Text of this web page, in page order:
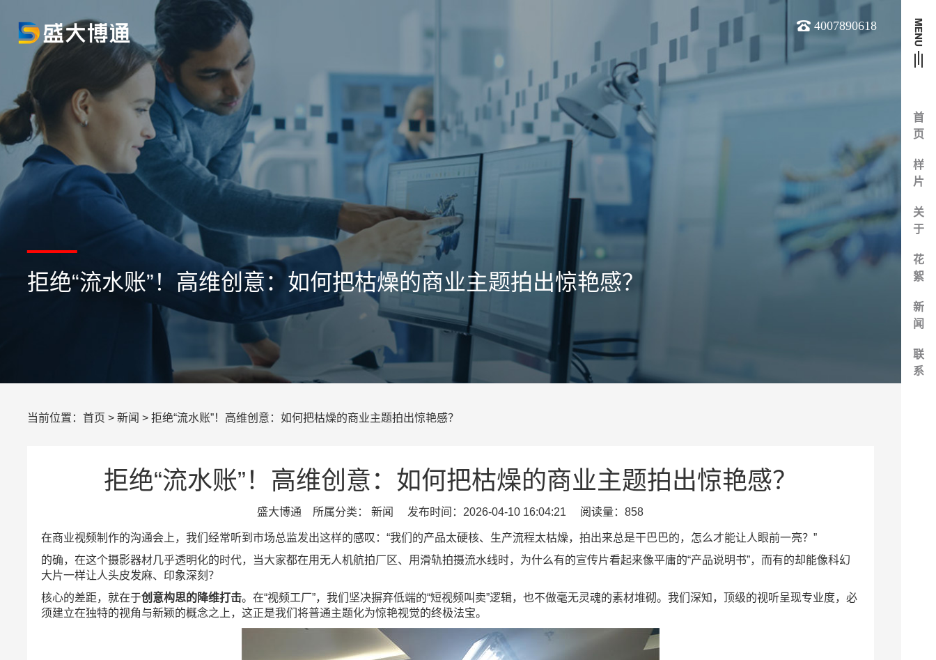
首
页
样
片
关
于
花
絮
新
闻
联
系
4007890618
拒绝“流水账”！高维创意：如何把枯燥的商业主题拍出惊艳感？
当前位置： 首页 > 新闻 > 拒绝“流水账”！高维创意：如何把枯燥的商业主题拍出惊艳感？
拒绝“流水账”！高维创意：如何把枯燥的商业主题拍出惊艳感？
盛大博通 所属分类： 新闻 发布时间：2026-04-10 16:04:21 阅读量：858
在商业视频制作的沟通会上，我们经常听到市场总监发出这样的感叹：“我们的产品太硬核、生产流程太枯燥，拍出来总是干巴巴的，怎么才能让人眼前一亮？”
的确，在这个摄影器材几乎透明化的时代，当大家都在用无人机航拍厂区、用滑轨拍摄流水线时，为什么有的宣传片看起来像平庸的“产品说明书”，而有的却能像科幻
大片一样让人头皮发麻、印象深刻？
核心的差距，就在于创意构思的降维打击。在“视频工厂”，我们坚决摒弃低端的“短视频叫卖”逻辑，也不做毫无灵魂的素材堆砌。我们深知，顶级的视听呈现专业度，必
须建立在独特的视角与新颖的概念之上，这正是我们将普通主题化为惊艳视觉的终极法宝。